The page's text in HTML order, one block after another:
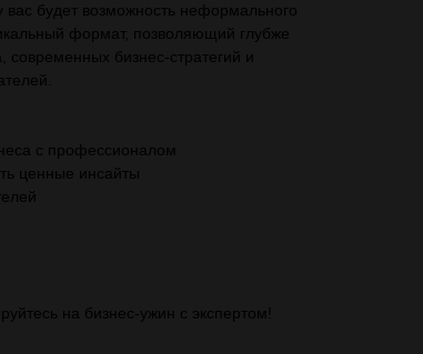
будет возможность неформального
формат, позволяющий глубже
современных бизнес-стратегий и
с профессионалом
ценные инсайты
на бизнес-ужин с экспертом!